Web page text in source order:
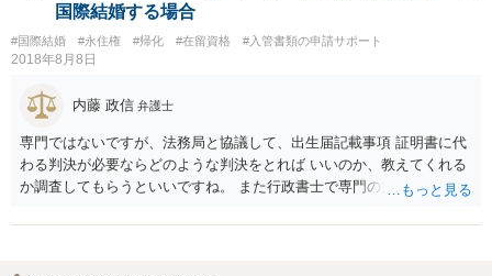
国際結婚する場合
#国際結婚 #永住権 #帰化 #在留資格 #入管書類の申請サポート
2018年8月8日
内藤 政信 弁護士
専門ではないですが、法務局と協議して、出生届記載事項 証明書に代
わる判決が必要ならどのような判決をとれば いいのか、教えてくれる
か調査してもらうといいですね。 また行政書士で専門の方がいそうな